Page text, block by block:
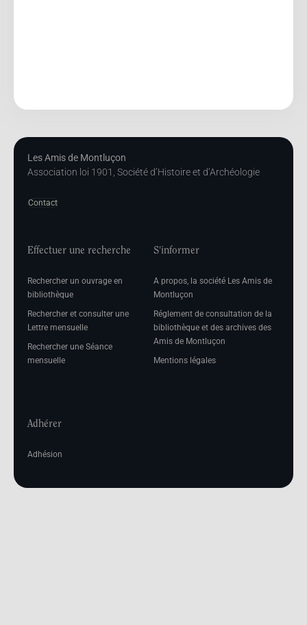
Les Amis de Montluçon
Association loi 1901, Société d’Histoire et d’Archéologie
Contact
Effectuer une recherche
Rechercher un ouvrage en
bibliothèque
Rechercher et consulter une
Lettre mensuelle
Rechercher une Séance
mensuelle
S'informer
A propos, la société Les Amis de
Montluçon
Réglement de consultation de la
bibliothèque et des archives des
Amis de Montluçon
Mentions légales
Adhérer
Adhésion